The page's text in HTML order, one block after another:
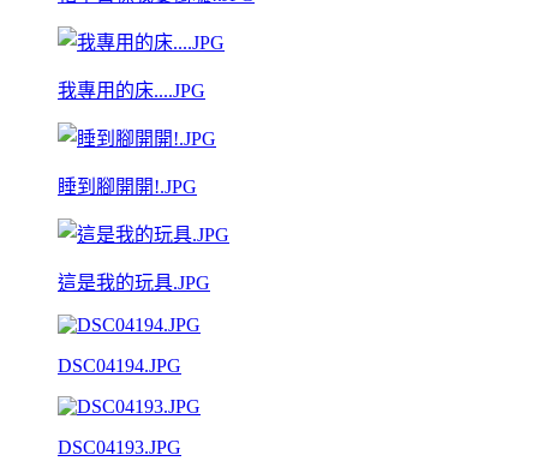
我專用的床....JPG
睡到腳開開!.JPG
這是我的玩具.JPG
DSC04194.JPG
DSC04193.JPG